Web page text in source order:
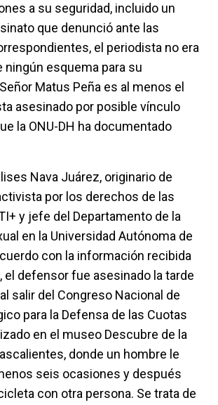
a su seguridad, incluido un
que denunció ante las
el periodista no era
ningún esquema para su
Matus Peña es al menos el
asesinado por posible vínculo
la ONU-DH ha documentado
Nava Juárez, originario de
por los derechos de las
y jefe del Departamento de la
en la Universidad Autónoma de
con la información recibida
el defensor fue asesinado la tarde
salir del Congreso Nacional de
para la Defensa de las Cuotas
en el museo Descubre de la
donde un hombre le
seis ocasiones y después
con otra persona. Se trata de